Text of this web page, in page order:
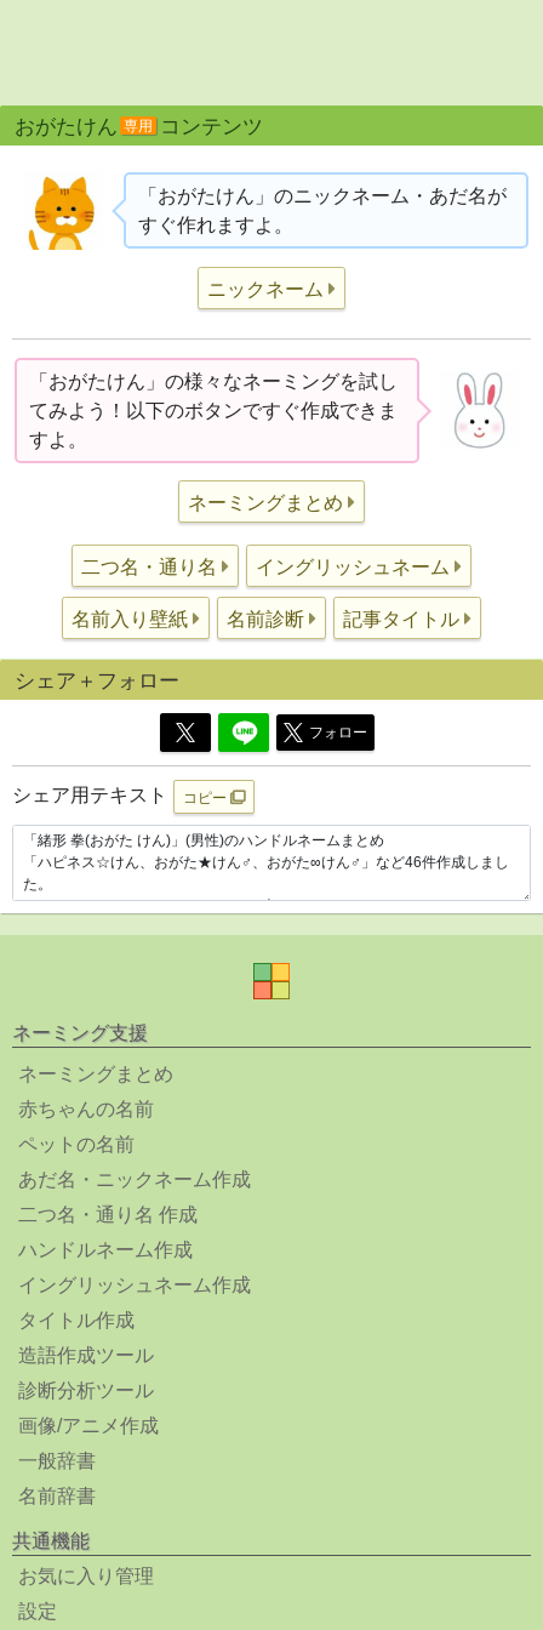
おがたけん 専用 コンテンツ
「おがたけん」のニックネーム・あだ名が
すぐ作れますよ。
ニックネーム
「おがたけん」の様々なネーミングを試し
てみよう！以下のボタンですぐ作成できま
すよ。
ネーミングまとめ
二つ名・通り名 イングリッシュネーム
名前入り壁紙 名前診断 記事タイトル
シェア＋フォロー
フォロー
シェア用テキスト コピー
ネーミング支援
ネーミングまとめ
赤ちゃんの名前
ペットの名前
あだ名・ニックネーム作成
二つ名・通り名 作成
ハンドルネーム作成
イングリッシュネーム作成
タイトル作成
造語作成ツール
診断分析ツール
画像/アニメ作成
一般辞書
名前辞書
共通機能
お気に入り管理
設定